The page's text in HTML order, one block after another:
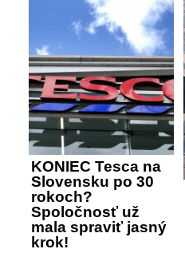
KONIEC Tesca na
Slovensku po 30
rokoch?
Spoločnosť už
mala spraviť jasný
krok!